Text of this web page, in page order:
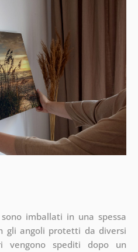
imballati in una spessa
gli angoli protetti da diversi
vengono spediti dopo un